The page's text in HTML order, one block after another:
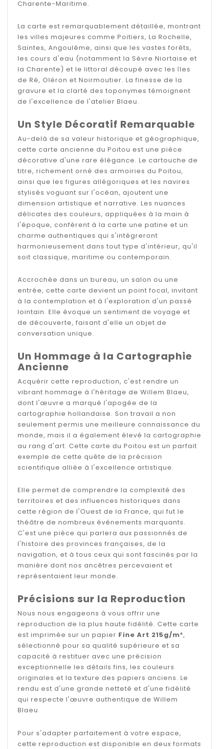
Charente-Maritime.
La carte est remarquablement détaillée, montrant
les villes majeures comme Poitiers, La Rochelle,
Saintes, Angoulême, ainsi que les vastes forêts,
les cours d'eau (notamment la Sèvre Niortaise et
la Charente) et le littoral découpé avec les îles
de Ré, Oléron et Noirmoutier. La finesse de la
gravure et la clarté des toponymes témoignent
de l'excellence de l'atelier Blaeu.
Un Style Décoratif Remarquable
Au-delà de sa valeur historique et géographique,
cette carte ancienne du Poitou est une pièce
décorative d'une rare élégance. Le cartouche de
titre, richement orné des armoiries du Poitou,
ainsi que les figures allégoriques et les navires
stylisés voguant sur l'océan, ajoutent une
dimension artistique et narrative. Les nuances
délicates des couleurs, appliquées à la main à
l'époque, confèrent à la carte une patine et un
charme authentiques qui s'intégreront
harmonieusement dans tout type d'intérieur, qu'il
soit classique, maritime ou contemporain.
Accrochée dans un bureau, un salon ou une
entrée, cette carte devient un point focal, invitant
à la contemplation et à l'exploration d'un passé
lointain. Elle évoque un sentiment de voyage et
de découverte, faisant d'elle un objet de
conversation unique.
Un Hommage à la Cartographie
Ancienne
Acquérir cette reproduction, c'est rendre un
vibrant hommage à l'héritage de Willem Blaeu,
dont l'œuvre a marqué l'apogée de la
cartographie hollandaise. Son travail a non
seulement permis une meilleure connaissance du
monde, mais il a également élevé la cartographie
au rang d'art. Cette carte du Poitou est un parfait
exemple de cette quête de la précision
scientifique alliée à l'excellence artistique.
Elle permet de comprendre la complexité des
territoires et des influences historiques dans
cette région de l'Ouest de la France, qui fut le
théâtre de nombreux événements marquants.
C'est une pièce qui parlera aux passionnés de
l'histoire des provinces françaises, de la
navigation, et à tous ceux qui sont fascinés par la
manière dont nos ancêtres percevaient et
représentaient leur monde.
Précisions sur la Reproduction
Nous nous engageons à vous offrir une
reproduction de la plus haute fidélité. Cette carte
est imprimée sur un papier Fine Art 215g/m²,
sélectionné pour sa qualité supérieure et sa
capacité à restituer avec une précision
exceptionnelle les détails fins, les couleurs
originales et la texture des papiers anciens. Le
rendu est d'une grande netteté et d'une fidélité
qui respecte l'œuvre authentique de Willem
Blaeu.
Pour s'adapter parfaitement à votre espace,
cette reproduction est disponible en deux formats